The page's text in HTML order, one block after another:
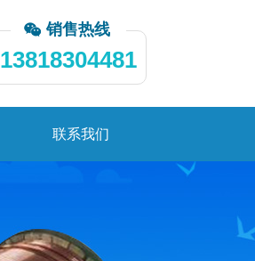
销售热线
13818304481
联系我们